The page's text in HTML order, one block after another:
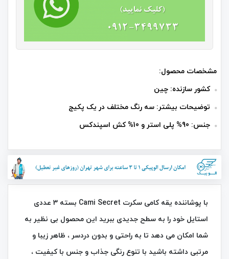
مشخصات محصول:
کشور سازنده: چین
توضیحات بیشتر: سه رنگ مختلف در یک پکیج
جنس: 90% پلی استر و 10% کش اسپندکس
با پوشاننده یقه کامی سکرت Cami Secret بسته 3 عددی
استایل خود را به سطح جدیدی ببرید این محصول بی‌ نظیر به
شما امکان می‌ دهد تا به راحتی و بدون دردسر ، ظاهر زیبا و
مرتبی داشته باشید با تنوع رنگی جذاب و جنس با کیفیت ،